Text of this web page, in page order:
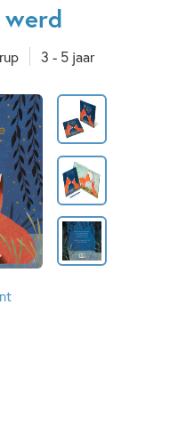
3 - 5 jaar